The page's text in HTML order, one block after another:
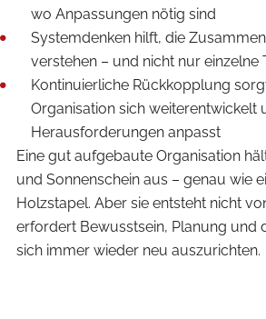
wo Anpassungen nötig sind
Systemdenken hilft, die
verstehen – und nicht nur einzelne
Kontinuierliche Rückkopplung
Organisation sich weiterentwickelt
Herausforderungen anpasst
Eine gut aufgebaute Organisation
und Sonnenschein aus – genau wie
Holzstapel. Aber sie entsteht nicht
erfordert Bewusstsein, Planung und
sich immer wieder neu auszurichten.